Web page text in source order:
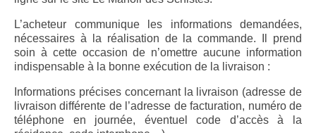
L’acheteur communique les informations demandées,
nécessaires à la réalisation de la commande. Il prend
soin à cette occasion de n’omettre aucune information
indispensable à la bonne exécution de la livraison :
Informations précises concernant la livraison (adresse de
livraison différente de l’adresse de facturation, numéro de
téléphone en journée, éventuel code d’accès à la